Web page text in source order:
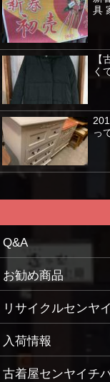
具
【
く
っ
Q&A
お勧め商品
リサイクルセンヤ
入荷情報
古着屋センヤイチ